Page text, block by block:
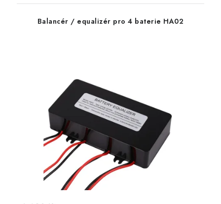
Balancér / equalizér pro 4 baterie HA02